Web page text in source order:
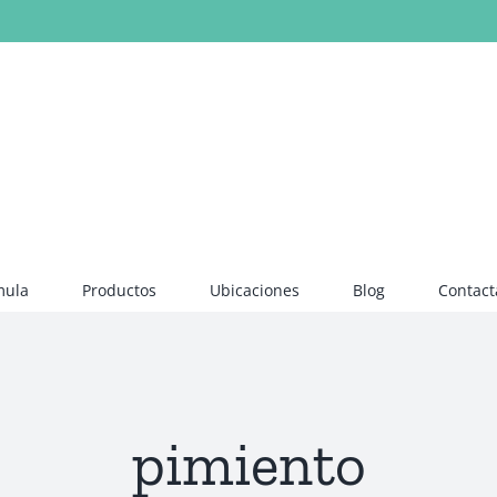
Productos Ubicaciones Blog
pimiento